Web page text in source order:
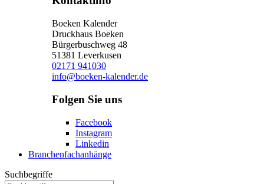
Boeken Kalender
Druckhaus Boeken
Bürgerbuschweg 48
51381 Leverkusen
02171 941030
info@boeken-kalender.de
Folgen Sie uns
Facebook
Instagram
Linkedin
Branchenfachanhänge
Suchbegriffe